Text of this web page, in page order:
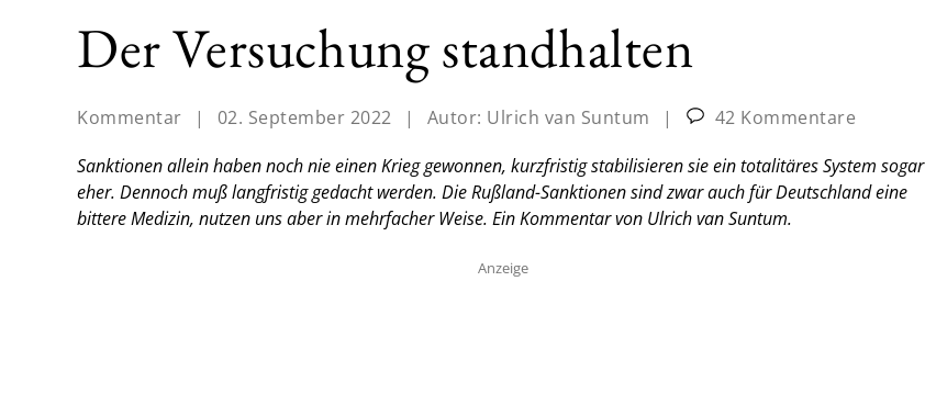
Der Versuchung standhalten
Kommentar | 02. September 2022 | Autor: Ulrich van Suntum |
42 Kommentare
Sanktionen allein haben noch nie einen Krieg gewonnen, kurzfristig stabilisieren sie ein totalitäres System sogar
eher. Dennoch muß langfristig gedacht werden. Die Rußland-Sanktionen sind zwar auch für Deutschland eine
bittere Medizin, nutzen uns aber in mehrfacher Weise. Ein Kommentar von Ulrich van Suntum.
Anzeige